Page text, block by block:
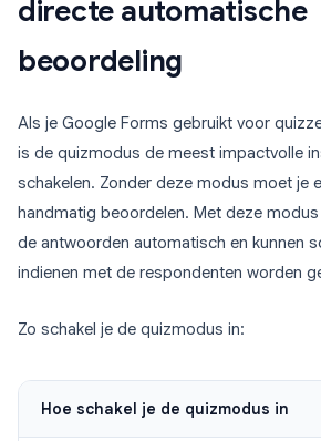
directe automatische
beoordeling
Als je Google Forms gebruikt voor
is de quizmodus de meest impactvolle
schakelen. Zonder deze modus moet je
handmatig beoordelen. Met deze
de antwoorden automatisch en kunnen
indienen met de respondenten worden
Zo schakel je de quizmodus in:
Hoe schakel je de quizmodus in